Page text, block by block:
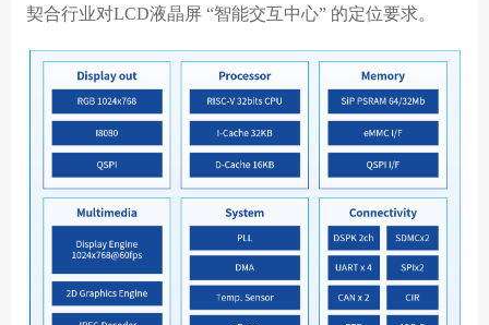
契合行业对LCD液晶屏 “智能交互中心” 的定位要求。